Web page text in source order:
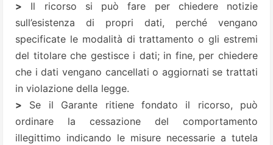
> Il ricorso si può fare per chiedere notizie
sull’esistenza di propri dati, perché vengano
specificate le modalità di trattamento o gli estremi
del titolare che gestisce i dati; in fine, per chiedere
che i dati vengano cancellati o aggiornati se trattati
in violazione della legge.
> Se il Garante ritiene fondato il ricorso, può
ordinare la cessazione del comportamento
illegittimo indicando le misure necessarie a tutela